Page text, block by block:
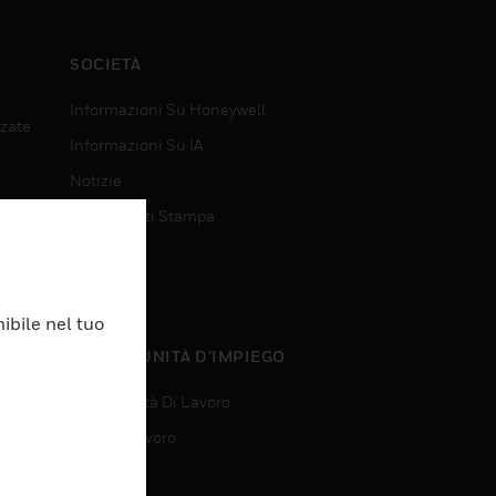
SOCIETÀ
Informazioni Su Honeywell
Informazioni Su IA
Notizie
Comunicati Stampa
OPPORTUNITÀ D’IMPIEGO
Opportunità Di Lavoro
Ricerca Lavoro
nel tuo